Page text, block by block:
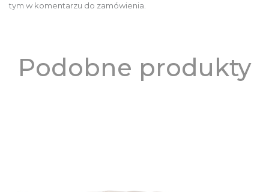
tym w komentarzu do zamówienia.
Podobne produkty